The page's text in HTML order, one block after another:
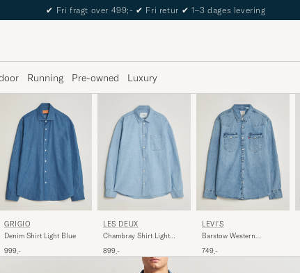
The Care of Carl Passport
Running Pre-owned Luxury
GRIGIO
Denim Shirt Light Blue
999,-
LES DEUX
Chambray Shirt Light
899,-
LEVI'S
Barstow Western
Mountain Light
749,-